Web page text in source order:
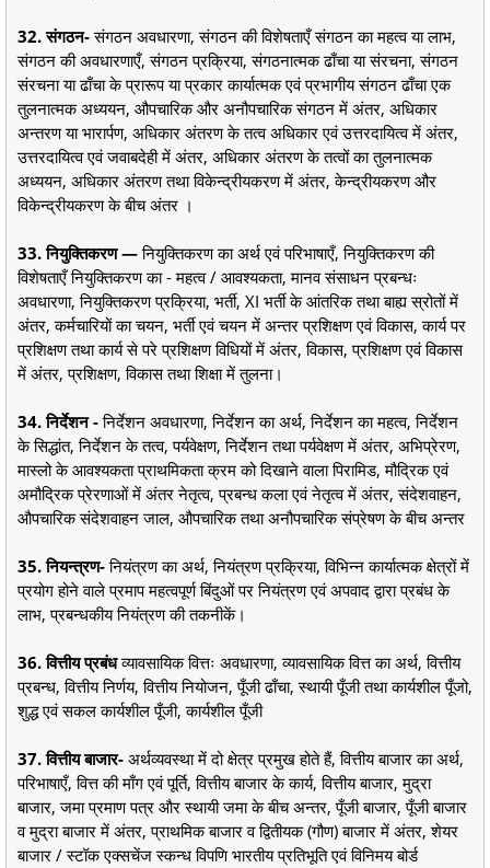
32. संगठन-संगठन अवधारणा, संगठन की विशेषताएँ संगठन का महत्व या लाभ,
संगठन की अवधारणाएँ, संगठन प्रक्रिया, संगठनात्मक ढाँचा या संरचना, संगठन
संरचना या ढाँचा के प्रारूप या प्रकार कार्यात्मक एवं प्रभागीय संगठन ढाँचा एक
तुलनात्मक अध्ययन, औपचारिक और अनौपचारिक संगठन में अंतर, अधिकार
अन्तरण या भारार्पण, अधिकार अंतरण के तत्व अधिकार एवं उत्तरदायित्व में अंतर,
उत्तरदायित्व एवं जवाबदेही में अंतर, अधिकार अंतरण के तत्वों का तुलनात्मक
अध्ययन, अधिकार अंतरण तथा विकेन्द्रीयकरण में अंतर, केन्द्रीयकरण और
विकेन्द्रीयकरण के बीच अंतर ।
33. नियुक्तिकरण —नियुक्तिकरण का अर्थ एवं परिभाषाएँ, नियुक्तिकरण की
विशेषताएँ नियुक्तिकरण का - महत्व / आवश्यकता, मानव संसाधन प्रबन्धः
अवधारणा, नियुक्तिकरण प्रक्रिया, भर्ती, XI भर्ती के आंतरिक तथा बाह्य स्रोतों में
अंतर, कर्मचारियों का चयन, भर्ती एवं चयन में अन्तर प्रशिक्षण एवं विकास, कार्य पर
प्रशिक्षण तथा कार्य से परे प्रशिक्षण विधियों में अंतर, विकास, प्रशिक्षण एवं विकास
में अंतर, प्रशिक्षण, विकास तथा शिक्षा में तुलना।
34. निर्देशन -निर्देशन अवधारणा, निर्देशन का अर्थ, निर्देशन का महत्व, निर्देशन
के सिद्धांत, निर्देशन के तत्व, पर्यवेक्षण, निर्देशन तथा पर्यवेक्षण में अंतर, अभिप्रेरण,
मास्लो के आवश्यकता प्राथमिकता क्रम को दिखाने वाला पिरामिड, मौद्रिक एवं
अमौद्रिक प्रेरणाओं में अंतर नेतृत्व, प्रबन्ध कला एवं नेतृत्व में अंतर, संदेशवाहन,
औपचारिक संदेशवाहन जाल, औपचारिक तथा अनौपचारिक संप्रेषण के बीच अन्तर
35. नियन्त्रण-नियंत्रण का अर्थ, नियंत्रण प्रक्रिया, विभिन्न कार्यात्मक क्षेत्रों में
प्रयोग होने वाले प्रमाप महत्वपूर्ण बिंदुओं पर नियंत्रण एवं अपवाद द्वारा प्रबंध के
लाभ, प्रबन्धकीय नियंत्रण की तकनीकें।
36. वित्तीय प्रबंधव्यावसायिक वित्तः अवधारणा, व्यावसायिक वित्त का अर्थ, वित्तीय
प्रबन्ध, वित्तीय निर्णय, वित्तीय नियोजन, पूँजी ढाँचा, स्थायी पूँजी तथा कार्यशील पूँजो,
शुद्ध एवं सकल कार्यशील पूँजी, कार्यशील पूँजी
37. वित्तीय बाजार- अर्थव्यवस्था में दो क्षेत्र प्रमुख होते हैं, वित्तीय बाजार का अर्थ,
परिभाषाएँ, वित्त की माँग एवं पूर्ति, वित्तीय बाजार के कार्य, वित्तीय बाजार, मुद्रा
बाजार, जमा प्रमाण पत्र और स्थायी जमा के बीच अन्तर, पूँजी बाजार, पूँजी बाजार
व मुद्रा बाजार में अंतर, प्राथमिक बाजार व द्वितीयक (गौण) बाजार में अंतर, शेयर
बाजार / स्टॉक एक्सचेंज स्कन्ध विपणि भारतीय प्रतिभूति एवं विनिमय बोर्ड